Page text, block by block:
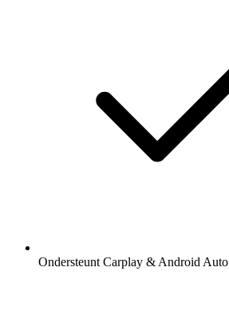
Ondersteunt Carplay & Android Auto